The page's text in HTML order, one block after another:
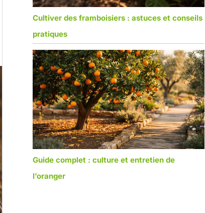
Cultiver des framboisiers : astuces et conseils
pratiques
Guide complet : culture et entretien de
l’oranger